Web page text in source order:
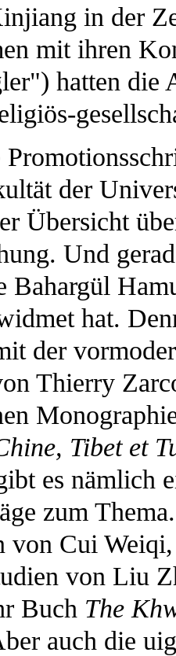
in der
mit ihren
hatten die
der
Übersicht
Und
Bahargül
hat.
der
Thierry
Tibet et
es nämlich
zum
von Cui
von Liu
Buch The
auch die